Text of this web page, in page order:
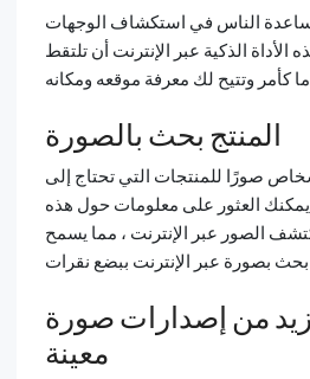
الناس في استكشاف الوجهات
الأداة الذكية عبر الإنترنت أن تلتقط
المنتج بحث بالصورة
صورًا للمنتجات التي تحتاج إلى
العثور على معلومات حول هذه
الصور عبر الإنترنت ، مما يسمح
من إصدارات صورة
معينة